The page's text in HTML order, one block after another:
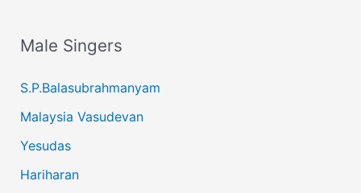
Male Singers
S.P.Balasubrahmanyam
Malaysia Vasudevan
Yesudas
Hariharan